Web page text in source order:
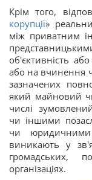
Крім того,
корупції»
між приватним
об'єктивність
або на вчинення
зазначених
який майновий
числі
чи іншими
чи
виникають у
громадських,
організаціях.